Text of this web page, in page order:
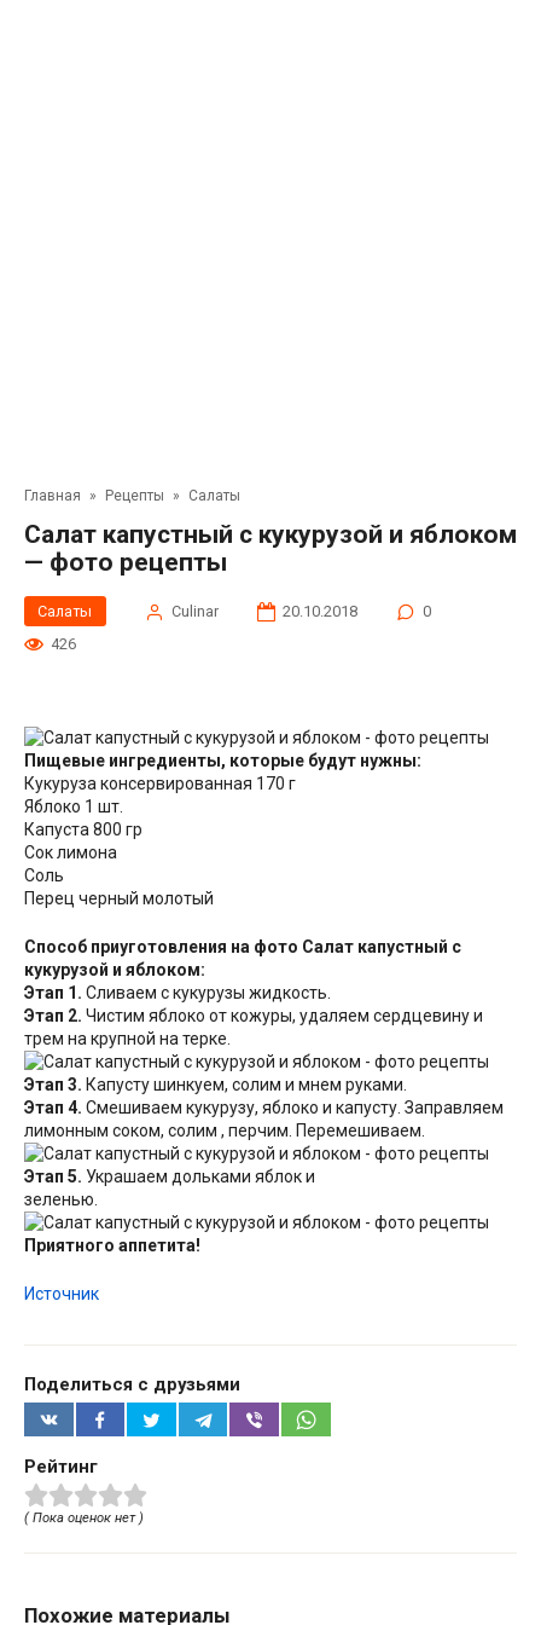
Главная » Рецепты » Салаты
Салат капустный с кукурузой и яблоком
— фото рецепты
Салаты Сulinar 20.10.2018
0
426
Пищевые ингредиенты, которые будут нужны:
Кукуруза консервированная 170 г
Яблоко 1 шт.
Капуста 800 гр
Сок лимона
Соль
Перец черный молотый
Способ приуготовления на фото Салат капустный с
кукурузой и яблоком:
Этап 1. Сливаем с кукурузы жидкость.
Этап 2. Чистим яблоко от кожуры, удаляем сердцевину и
трем на крупной на терке.
Этап 3. Капусту шинкуем, солим и мнем руками.
Этап 4. Смешиваем кукурузу, яблоко и капусту. Заправляем
лимонным соком, солим , перчим. Перемешиваем.
Этап 5. Украшаем дольками яблок и
зеленью.
Приятного аппетита!
Источник
Поделиться с друзьями
Рейтинг
( Пока оценок нет )
Похожие материалы